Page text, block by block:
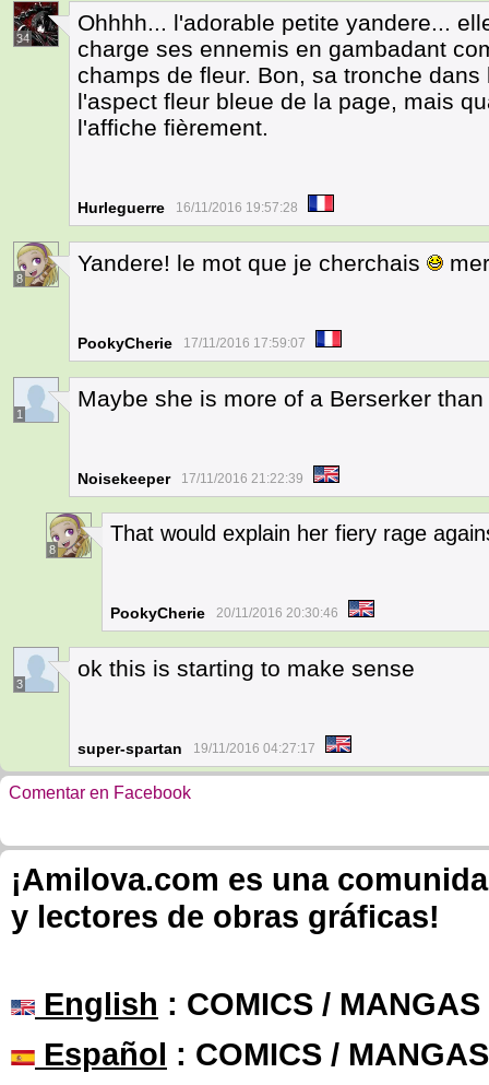
34
Ohhhh... l'adorable petite yandere...
charge ses ennemis en gambadant
champs de fleur. Bon, sa tronche
l'aspect fleur bleue de la page, mais
l'affiche fièrement.
Hurleguerre 16/11/2016 19:57:28
8
Yandere! le mot que je cherchais
PookyCherie 17/11/2016 17:59:07
1
Maybe she is more of a Berserker
Noisekeeper 17/11/2016 21:22:39
8
That would explain her fiery rage
PookyCherie 20/11/2016 20:30:46
3
ok this is starting to make sense
super-spartan 19/11/2016 04:27:17
Comentar en Facebook
¡Amilova.com es una
y lectores de obras gráficas!
English : COMICS /
Español : COMICS /